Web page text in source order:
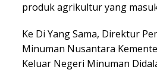
produk agrikultur yang
Ke Di Yang Sama, Direktur
Minuman Nusantara
Keluar Negeri Minuman